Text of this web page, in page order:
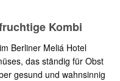
Kombi
Berliner Meliá Hotel
das ständig für Obst
gesund und wahnsinnig